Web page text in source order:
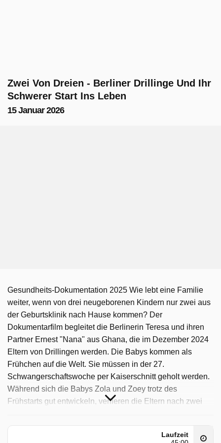
Zwei Von Dreien - Berliner Drillinge Und Ihr
Schwerer Start Ins Leben
15 Januar 2026
Gesundheits-Dokumentation 2025 Wie lebt eine Familie
weiter, wenn von drei neugeborenen Kindern nur zwei aus
der Geburtsklinik nach Hause kommen? Der
Dokumentarfilm begleitet die Berlinerin Teresa und ihren
Partner Ernest "Nana" aus Ghana, die im Dezember 2024
Eltern von Drillingen werden. Die Babys kommen als
Frühchen auf die Welt. Sie müssen in der 27.
Schwangerschaftswoche per Kaiserschnitt geholt werden.
Während sich die Babys Zola und Zoey trotz des
Frühstarts gut entwickeln, verlieren die Eltern nach zwei
Mutter, die kaum Zeit zum Trauern findet, zeigt den
hektischen Alltag der Familie in einer beengten Zwei-
Laufzeit